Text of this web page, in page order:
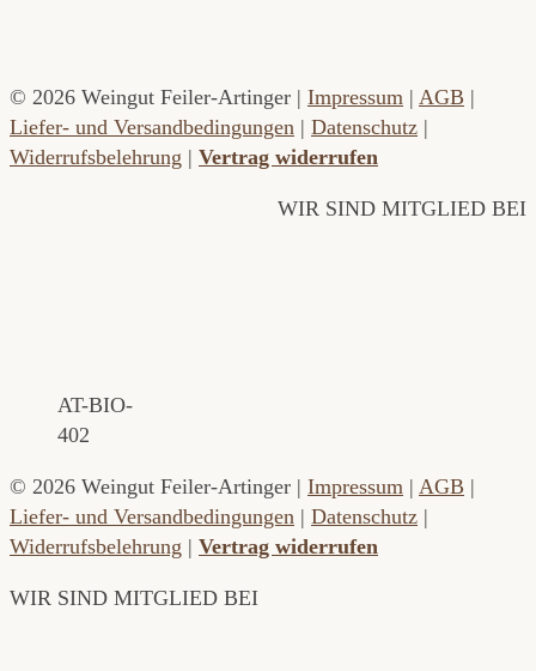
© 2026 Weingut Feiler-Artinger | Impressum | AGB |
Liefer- und Versandbedingungen | Datenschutz |
Widerrufsbelehrung | Vertrag widerrufen
WIR SIND MITGLIED BEI
AT-BIO-
402
© 2026 Weingut Feiler-Artinger | Impressum | AGB |
Liefer- und Versandbedingungen | Datenschutz |
Widerrufsbelehrung | Vertrag widerrufen
WIR SIND MITGLIED BEI